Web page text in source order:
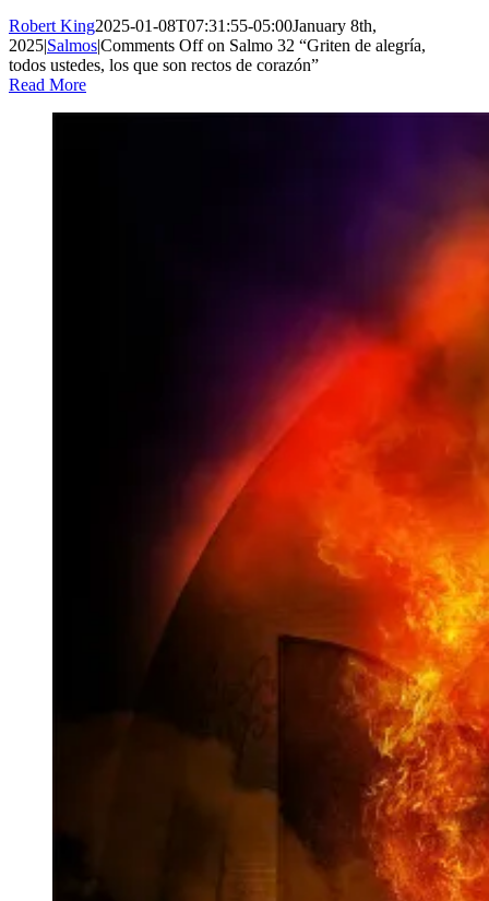
Robert King2025-01-08T07:31:55-05:00January 8th,
2025|Salmos|Comments Offon Salmo 32 “Griten de alegría,
todos ustedes, los que son rectos de corazón”
Read More